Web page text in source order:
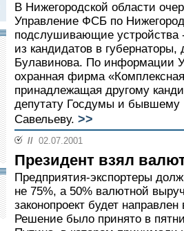
В Нижегородской области
Управление ФСБ по
подслушивающие устройства
из кандидатов в
Булавинова. По информации
охранная фирма
принадлежащая другому
депутату Госдумы и
Савельеву. >>
// 02.07.2001
Президент взял
Предприятия-экспортеры
не 75%, а 50% валютной
законопроект будет
Решение было принято в